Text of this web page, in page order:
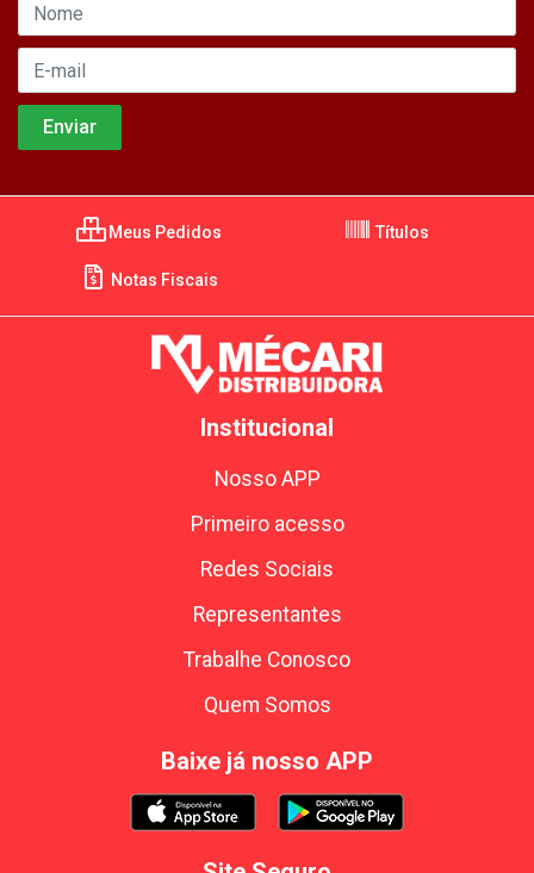
Meus Pedidos Títulos
Notas Fiscais
Institucional
Nosso APP
Primeiro acesso
Redes Sociais
Representantes
Trabalhe Conosco
Quem Somos
Baixe já nosso APP